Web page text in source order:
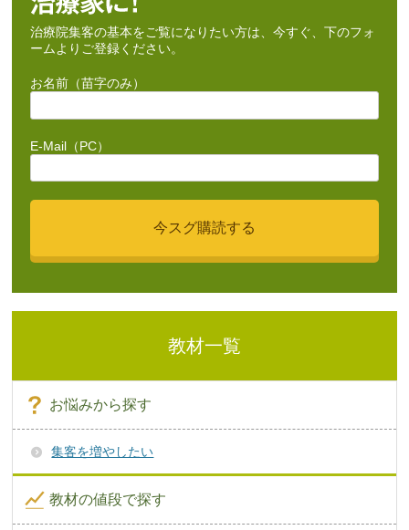
治療院集客の基本をご覧になりたい方は、今すぐ、下のフォ
ームよりご登録ください。
お名前（苗字のみ）
E-Mail（PC）
教材一覧
お悩みから探す
集客を増やしたい
教材の値段で探す